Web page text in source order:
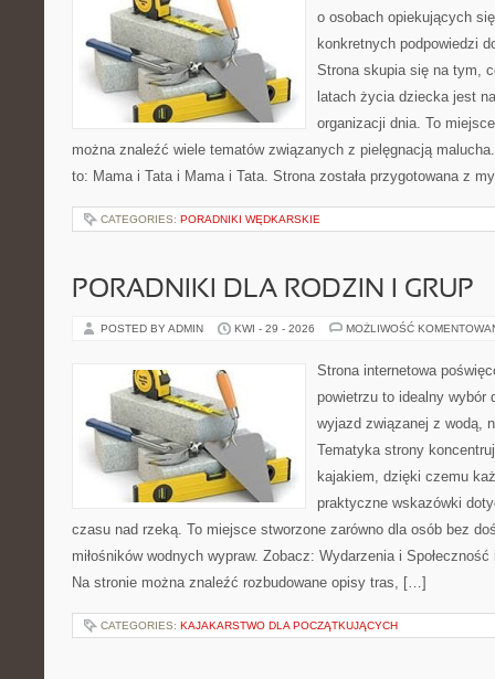
o osobach opiekujących
konkretnych podpowiedzi
Strona skupia się na tym,
latach życia dziecka jest
organizacji dnia. To
można znaleźć wiele tematów związanych z pielęgnacją
to: Mama i Tata i Mama i Tata. Strona została przygotowana z
CATEGORIES: PORADNIKI WĘDKARSKIE
PORADNIKI DLA RODZIN I GRUP
POSTED BY ADMIN KWI - 29 - 2026 MOŻLIWOŚĆ
Strona internetowa
powietrzu to idealny wybór
wyjazd związanej z wodą,
Tematyka strony
kajakiem, dzięki czemu
praktyczne wskazówki
czasu nad rzeką. To miejsce stworzone zarówno dla osób bez
miłośników wodnych wypraw. Zobacz: Wydarzenia i
Na stronie można znaleźć rozbudowane opisy tras, […]
CATEGORIES: KAJAKARSTWO DLA POCZĄTKUJĄCYCH